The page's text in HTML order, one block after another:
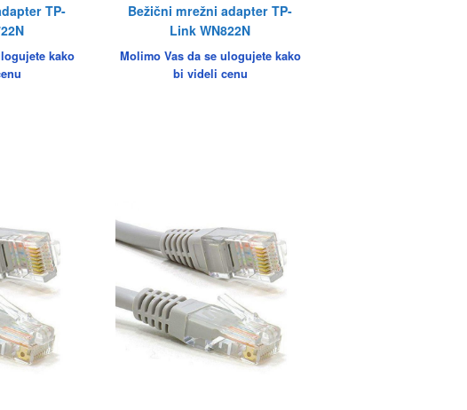
TP-
kako
Bežični mrežni adapter TP-
Link WN822N
Molimo Vas da se ulogujete kako
bi videli cenu